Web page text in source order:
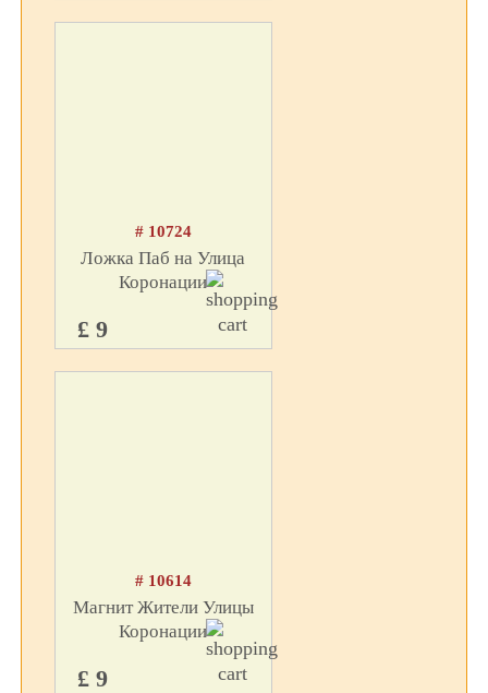
# 10724
Ложка Паб на Улица
Коронации
£ 9
# 10614
Магнит Жители Улицы
Коронации
£ 9